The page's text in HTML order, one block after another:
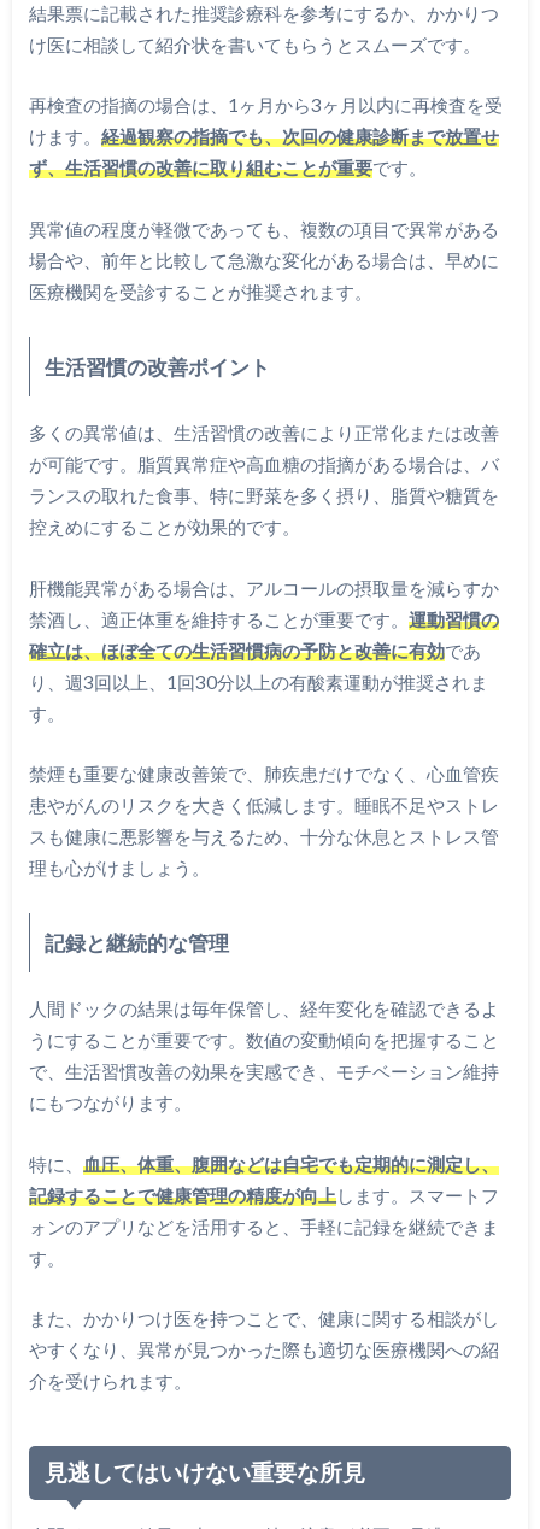
結果票に記載された推奨診療科を参考にするか、かかりつ
け医に相談して紹介状を書いてもらうとスムーズです。
再検査の指摘の場合は、1ヶ月から3ヶ月以内に再検査を受
けます。 経過観察の指摘でも、次回の健康診断まで放置せ
ず、生活習慣の改善に取り組むことが重要です。
異常値の程度が軽微であっても、複数の項目で異常がある
場合や、前年と比較して急激な変化がある場合は、早めに
医療機関を受診することが推奨されます。
生活習慣の改善ポイント
多くの異常値は、生活習慣の改善により正常化または改善
が可能です。脂質異常症や高血糖の指摘がある場合は、バ
ランスの取れた食事、特に野菜を多く摂り、脂質や糖質を
控えめにすることが効果的です。
肝機能異常がある場合は、アルコールの摂取量を減らすか
禁酒し、適正体重を維持することが重要です。 運動習慣の
確立は、ほぼ全ての生活習慣病の予防と改善に有効であ
り、週3回以上、1回30分以上の有酸素運動が推奨されま
す。
禁煙も重要な健康改善策で、肺疾患だけでなく、心血管疾
患やがんのリスクを大きく低減します。睡眠不足やストレ
スも健康に悪影響を与えるため、十分な休息とストレス管
理も心がけましょう。
記録と継続的な管理
人間ドックの結果は毎年保管し、経年変化を確認できるよ
うにすることが重要です。数値の変動傾向を把握すること
で、生活習慣改善の効果を実感でき、モチベーション維持
にもつながります。
特に、 血圧、体重、腹囲などは自宅でも定期的に測定し、
記録することで健康管理の精度が向上します。スマートフ
ォンのアプリなどを活用すると、手軽に記録を継続できま
す。
また、かかりつけ医を持つことで、健康に関する相談がし
やすくなり、異常が見つかった際も適切な医療機関への紹
介を受けられます。
見逃してはいけない重要な所見